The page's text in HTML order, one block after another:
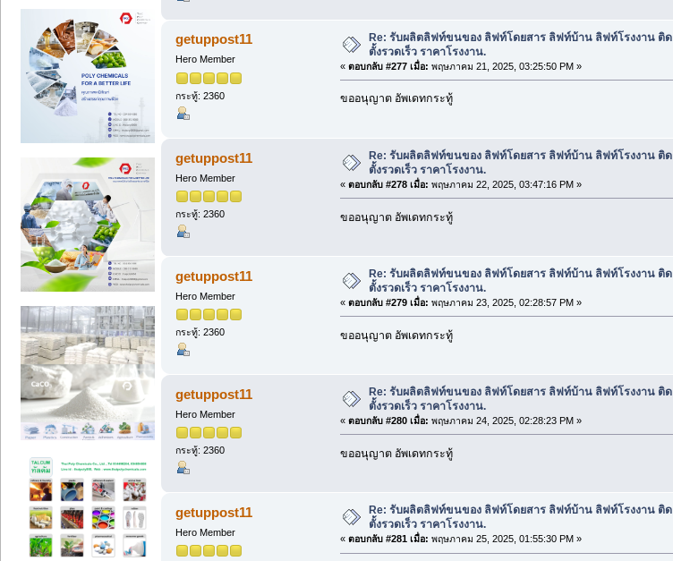
getuppost11
Hero Member
กระทู้: 2360
Re: รับผลิตลิฟท์ขนของ ลิฟท์โดยสาร ลิฟท์บ้าน ลิฟท์โรงงาน ติด
ตั้งรวดเร็ว ราคาโรงงาน.
« ตอบกลับ #277 เมื่อ: พฤษภาคม 21, 2025, 03:25:50 PM »
ขออนุญาต อัพเดทกระทู้
getuppost11
Hero Member
กระทู้: 2360
Re: รับผลิตลิฟท์ขนของ ลิฟท์โดยสาร ลิฟท์บ้าน ลิฟท์โรงงาน ติด
ตั้งรวดเร็ว ราคาโรงงาน.
« ตอบกลับ #278 เมื่อ: พฤษภาคม 22, 2025, 03:47:16 PM »
ขออนุญาต อัพเดทกระทู้
getuppost11
Hero Member
กระทู้: 2360
Re: รับผลิตลิฟท์ขนของ ลิฟท์โดยสาร ลิฟท์บ้าน ลิฟท์โรงงาน ติด
ตั้งรวดเร็ว ราคาโรงงาน.
« ตอบกลับ #279 เมื่อ: พฤษภาคม 23, 2025, 02:28:57 PM »
ขออนุญาต อัพเดทกระทู้
getuppost11
Hero Member
กระทู้: 2360
Re: รับผลิตลิฟท์ขนของ ลิฟท์โดยสาร ลิฟท์บ้าน ลิฟท์โรงงาน ติด
ตั้งรวดเร็ว ราคาโรงงาน.
« ตอบกลับ #280 เมื่อ: พฤษภาคม 24, 2025, 02:28:23 PM »
ขออนุญาต อัพเดทกระทู้
getuppost11
Hero Member
Re: รับผลิตลิฟท์ขนของ ลิฟท์โดยสาร ลิฟท์บ้าน ลิฟท์โรงงาน ติด
ตั้งรวดเร็ว ราคาโรงงาน.
« ตอบกลับ #281 เมื่อ: พฤษภาคม 25, 2025, 01:55:30 PM »